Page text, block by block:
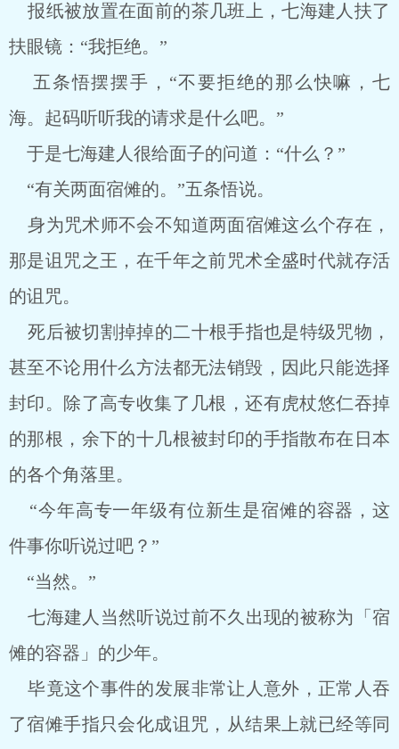
报纸被放置在面前的茶几班上，七海建人扶了
扶眼镜：“我拒绝。”
五条悟摆摆手，“不要拒绝的那么快嘛，七
海。起码听听我的请求是什么吧。”
于是七海建人很给面子的问道：“什么？”
“有关两面宿傩的。”五条悟说。
身为咒术师不会不知道两面宿傩这么个存在，
那是诅咒之王，在千年之前咒术全盛时代就存活
的诅咒。
死后被切割掉掉的二十根手指也是特级咒物，
甚至不论用什么方法都无法销毁，因此只能选择
封印。除了高专收集了几根，还有虎杖悠仁吞掉
的那根，余下的十几根被封印的手指散布在日本
的各个角落里。
“今年高专一年级有位新生是宿傩的容器，这
件事你听说过吧？”
“当然。”
七海建人当然听说过前不久出现的被称为「宿
傩的容器」的少年。
毕竟这个事件的发展非常让人意外，正常人吞
了宿傩手指只会化成诅咒，从结果上就已经等同